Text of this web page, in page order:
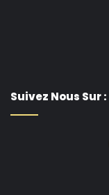
Suivez Nous Sur :